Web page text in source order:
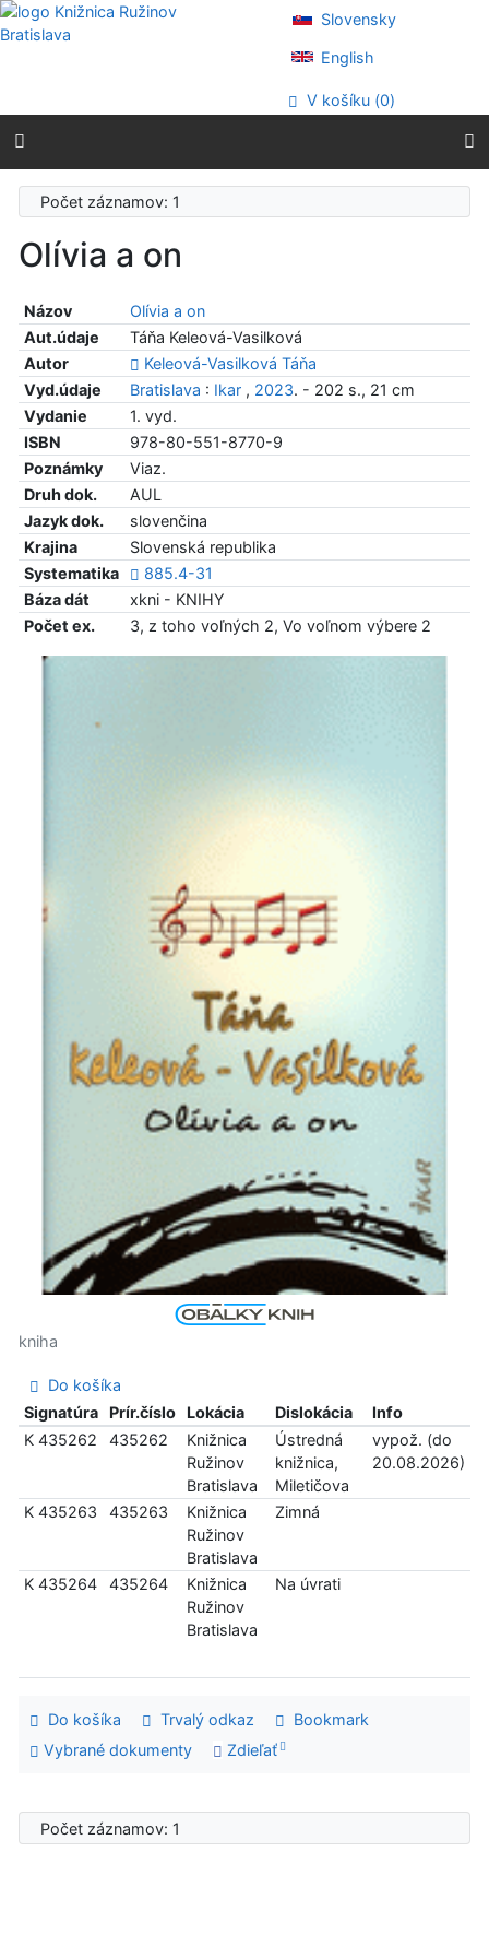
Prejsť na obsah
Prejsť na menu
Prehlásenie o webovej prístupnosti
Slovensky
English
V košíku (0)
Počet záznamov: 1
Olívia a on
Názov
Olívia a on
Aut.údaje
Táňa Keleová-Vasilková
Autor
Keleová-Vasilková Táňa
Vyd.údaje
Bratislava : Ikar, 2023. - 202 s., 21 cm
Vydanie
1. vyd.
ISBN
978-80-551-8770-9
Poznámky
Viaz.
Druh dok.
AUL
Jazyk dok.
slovenčina
Krajina
Slovenská republika
Systematika
885.4-31
Báza dát
xkni - KNIHY
Počet ex.
3, z toho voľných 2, Vo voľnom výbere 2
kniha
Do košíka
Signatúra
Prír.číslo Lokácia Dislokácia
Info
K 435262
435262
Knižnica
Ružinov
Bratislava
Ústredná
knižnica,
Miletičova
vypož. (do
20.08.2026)
K 435263 435263
Knižnica
Ružinov
Bratislava
Zimná
K 435264 435264
Knižnica
Ružinov
Bratislava
Na úvrati
Do košíka Trvalý odkaz
Bookmark
Vybrané dokumenty
Zdieľať
Počet záznamov: 1